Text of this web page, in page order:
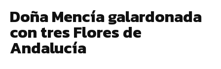
Doña Mencía galardonada
con tres Flores de
Andalucía